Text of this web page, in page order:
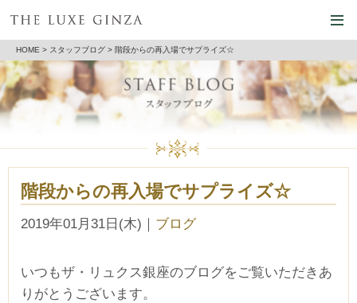
HOME > スタッフブログ > 階段からの再入場でサプライズ☆
階段からの再入場でサプライズ☆
2019年01月31日(木) ｜ ブログ
いつもザ・リュクス銀座のブログをご覧いただきあ
りがとうございます。